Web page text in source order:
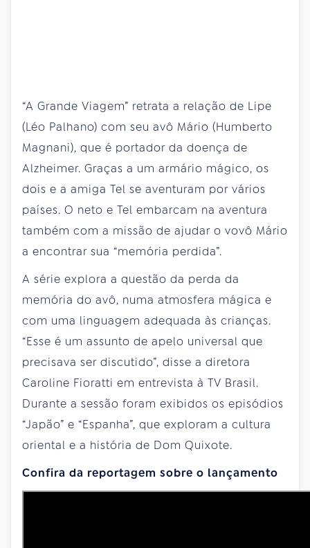
“A Grande Viagem” retrata a relação de Lipe
(Léo Palhano) com seu avô Mário (Humberto
Magnani), que é portador da doença de
Alzheimer. Graças a um armário mágico, os
dois e a amiga Tel se aventuram por vários
países. O neto e Tel embarcam na aventura
também com a missão de ajudar o vovô Mário
a encontrar sua “memória perdida”.
A série explora a questão da perda da
memória do avô, numa atmosfera mágica e
com uma linguagem adequada às crianças.
“Esse é um assunto de apelo universal que
precisava ser discutido”, disse a diretora
Caroline Fioratti em entrevista à TV Brasil.
Durante a sessão foram exibidos os episódios
“Japão” e “Espanha”, que exploram a cultura
oriental e a história de Dom Quixote.
Confira da reportagem sobre o lançamento